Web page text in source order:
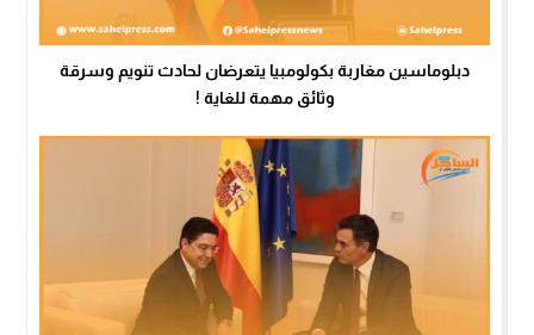
دبلوماسين مغاربة بكولومبيا يتعرضان لحادث تنويم وسرقة
وثائق مهمة للغاية !